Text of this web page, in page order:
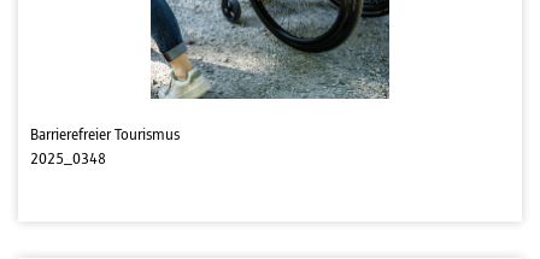
Barrierefreier Tourismus
2025_0348